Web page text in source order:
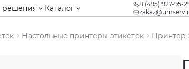
Каталог
8 (495) 927-95-
Настольные принтеры этикеток Принтер